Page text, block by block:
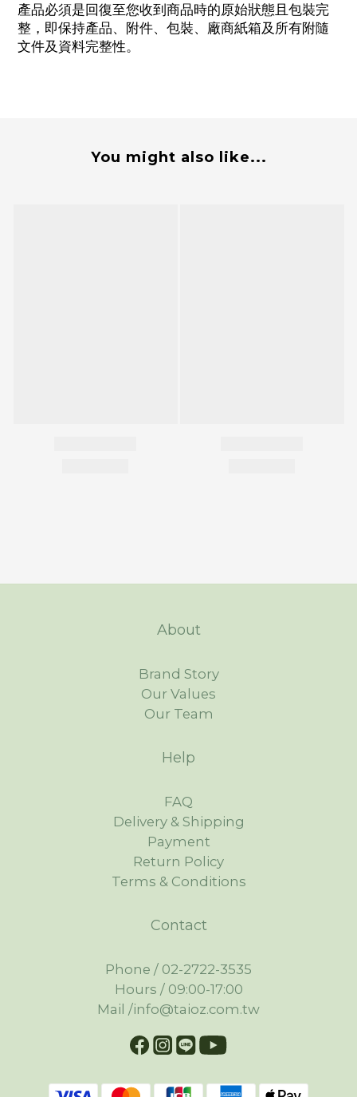
產品必須是回復至您收到商品時的原始狀態且包裝完
整，即保持產品、附件、包裝、廠商紙箱及所有附隨
文件及資料完整性。
You might also like...
About
Brand Story
Our Values
Our Team
Help
FAQ
Delivery & Shipping
Payment
Return Policy
Terms & Conditions
Contact
Phone / 02-2722-3535
Hours / 09:00-17:00
Mail /info@taioz.com.tw